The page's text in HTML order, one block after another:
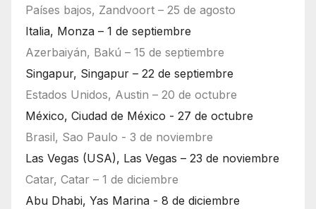
Países bajos, Zandvoort – 25 de agosto
Italia, Monza – 1 de septiembre
Azerbaiyán, Bakú – 15 de septiembre
Singapur, Singapur – 22 de septiembre
Estados Unidos, Austin – 20 de octubre
México, Ciudad de México - 27 de octubre
Brasil, Sao Paulo - 3 de noviembre
Las Vegas (USA), Las Vegas – 23 de noviembre
Catar, Catar – 1 de diciembre
Abu Dhabi, Yas Marina - 8 de diciembre